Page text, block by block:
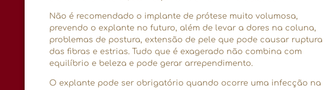
Não é recomendado o implante de prótese muito volumosa,
prevendo o explante no futuro, além de levar a dores na coluna,
problemas de postura, extensão de pele que pode causar ruptura
das fibras e estrias. Tudo que é exagerado não combina com
equilíbrio e beleza e pode gerar arrependimento.
O explante pode ser obrigatório quando ocorre uma infecção na